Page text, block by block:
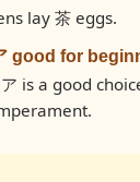
lay 茶 eggs.
good for
is a good